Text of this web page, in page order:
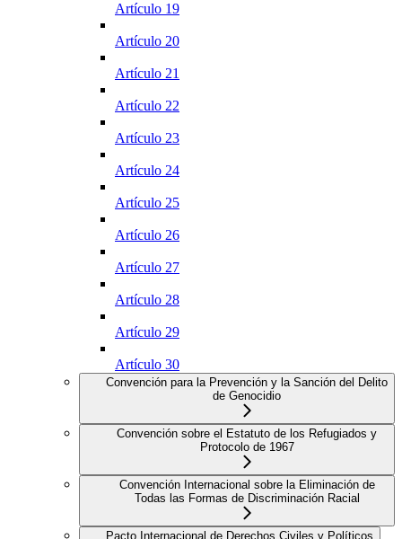
Artículo 19
Artículo 20
Artículo 21
Artículo 22
Artículo 23
Artículo 24
Artículo 25
Artículo 26
Artículo 27
Artículo 28
Artículo 29
Artículo 30
Convención para la Prevención y la Sanción del Delito
de Genocidio
Convención sobre el Estatuto de los Refugiados y
Protocolo de 1967
Convención Internacional sobre la Eliminación de
Todas las Formas de Discriminación Racial
Pacto Internacional de Derechos Civiles y Políticos